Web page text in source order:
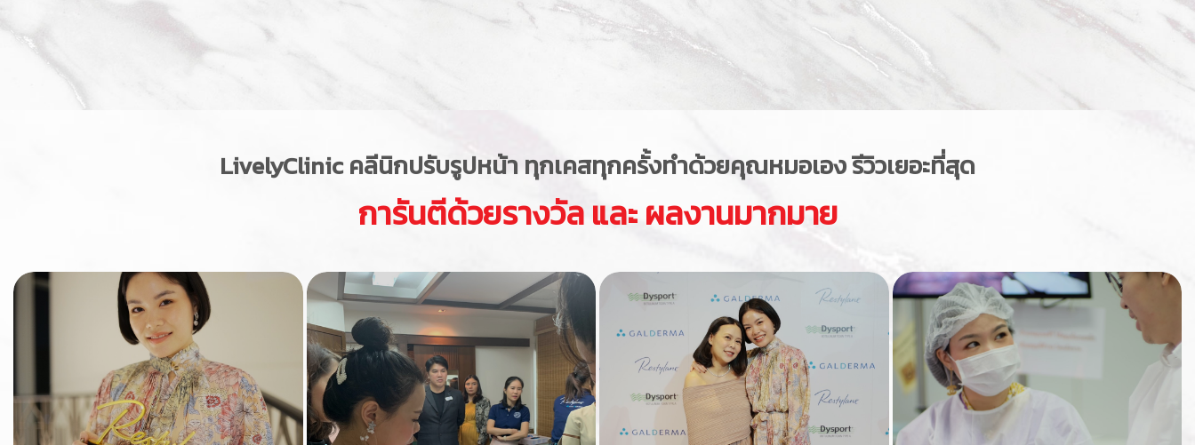
LivelyClinicคลีนิกปรับรูปหน้า ทุกเคสทุกครั้งทำด้วยคุณหมอเอง รีวิวเยอะที่สุด
การันตีด้วยรางวัล และ ผลงานมากมาย